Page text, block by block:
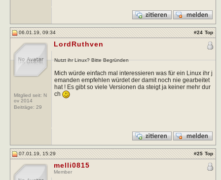
06.01.19, 09:34 #24 Top
Mitglied seit: N
ov 2014
Beiträge: 29
LordRuthven
Nutzt ihr Linux? Bitte Begründen
Mich würde einfach mal interessieren was für ein Linux ihr j
emanden empfehlen würdet der damit noch nie gearbeitet
hat ! Es gibt so viele Versionen da steigt ja keiner mehr dur
ch
07.01.19, 15:29 #25 Top
melli0815
Member